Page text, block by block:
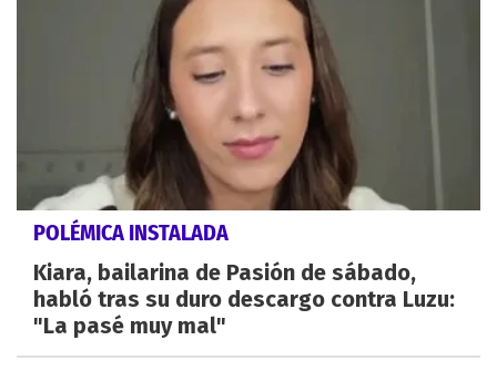
POLÉMICA INSTALADA
Kiara, bailarina de Pasión de sábado,
habló tras su duro descargo contra Luzu:
"La pasé muy mal"